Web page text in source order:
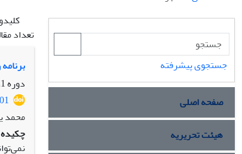
تعداد
دوره 1، شماره 2، بهار 1388، صفحه
محمد
چکیده
جستجوی پیشرفته
صفحه اصلی
هیئت تحریریه